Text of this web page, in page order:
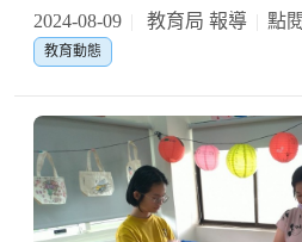
2024-08-09 教育局 報導 點
教育動態